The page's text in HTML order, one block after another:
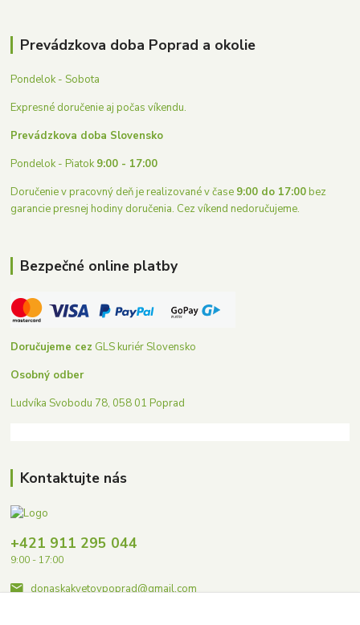
Prevádzkova doba Poprad a okolie
Pondelok - Sobota
Expresné doručenie aj počas víkendu.
Prevádzkova doba Slovensko
Pondelok - Piatok9:00 - 17:00
Doručenie v pracovný deň je realizované v čase 9:00 do 17:00bez
garancie presnej hodiny doručenia. Cez víkend nedoručujeme.
Bezpečné online platby
Doručujeme cez GLS kuriér Slovensko
Osobný odber
Ludvíka Svobodu 78, 058 01 Poprad
Kontaktujte nás
+421 911 295 044
9:00 - 17:00
donaskakvetovpoprad@gmail.com